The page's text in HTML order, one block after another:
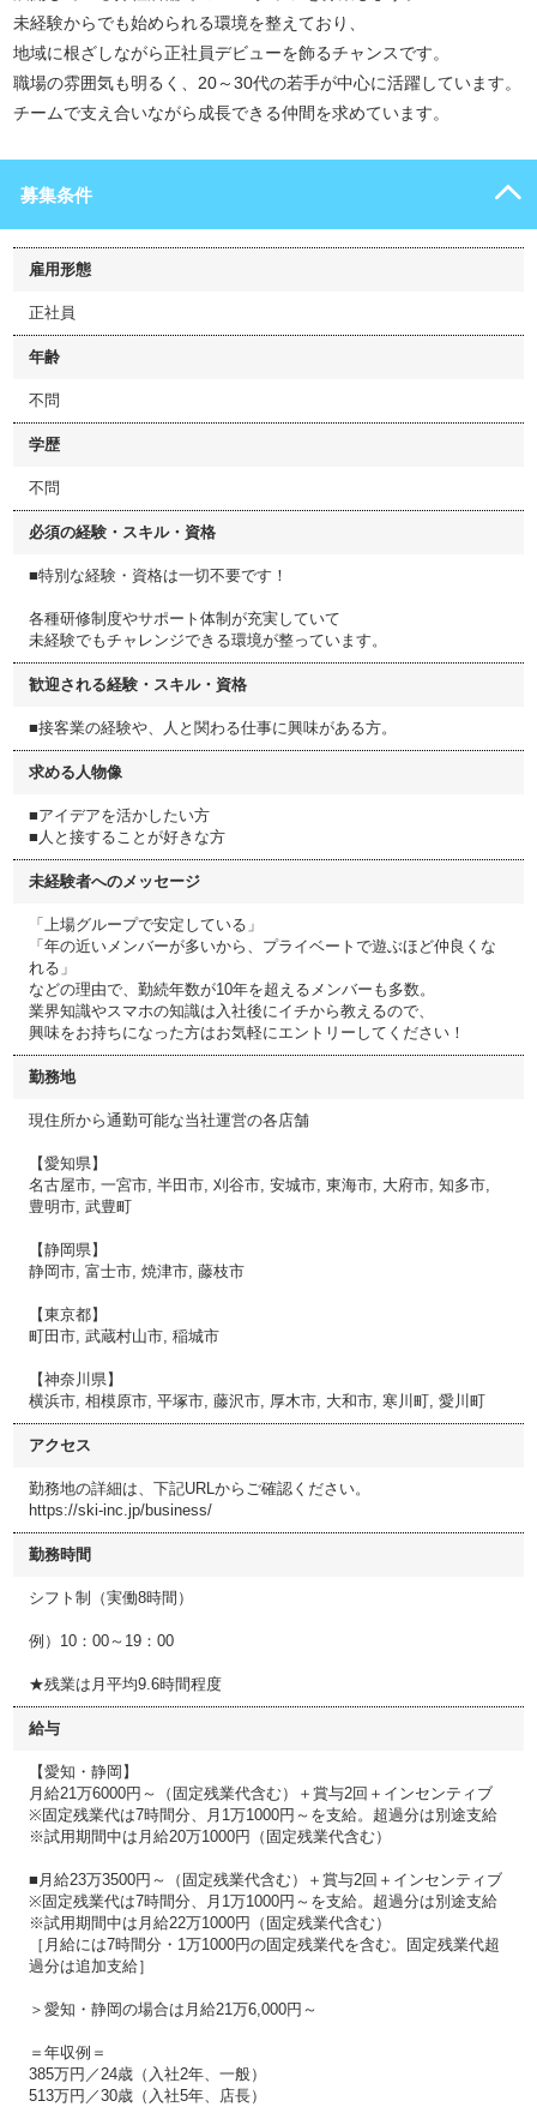
未経験からでも始められる環境を整えており、
地域に根ざしながら正社員デビューを飾るチャンスです。
職場の雰囲気も明るく、20～30代の若手が中心に活躍しています。
チームで支え合いながら成長できる仲間を求めています。
募集条件
雇用形態
正社員
年齢
不問
学歴
不問
必須の経験・スキル・資格
■特別な経験・資格は一切不要です！
各種研修制度やサポート体制が充実していて
未経験でもチャレンジできる環境が整っています。
歓迎される経験・スキル・資格
■接客業の経験や、人と関わる仕事に興味がある方。
求める人物像
■アイデアを活かしたい方
■人と接することが好きな方
未経験者へのメッセージ
「上場グループで安定している」
「年の近いメンバーが多いから、プライベートで遊ぶほど仲良くな
れる」
などの理由で、勤続年数が10年を超えるメンバーも多数。
業界知識やスマホの知識は入社後にイチから教えるので、
興味をお持ちになった方はお気軽にエントリーしてください！
勤務地
現住所から通勤可能な当社運営の各店舗
【愛知県】
名古屋市, 一宮市, 半田市, 刈谷市, 安城市, 東海市, 大府市, 知多市,
豊明市, 武豊町
【静岡県】
静岡市, 富士市, 焼津市, 藤枝市
【東京都】
町田市, 武蔵村山市, 稲城市
【神奈川県】
横浜市, 相模原市, 平塚市, 藤沢市, 厚木市, 大和市, 寒川町, 愛川町
アクセス
勤務地の詳細は、下記URLからご確認ください。
https://ski-inc.jp/business/
勤務時間
シフト制（実働8時間）
例）10：00～19：00
★残業は月平均9.6時間程度
給与
【愛知・静岡】
月給21万6000円～（固定残業代含む）＋賞与2回＋インセンティブ
※固定残業代は7時間分、月1万1000円～を支給。超過分は別途支給
※試用期間中は月給20万1000円（固定残業代含む）
■月給23万3500円～（固定残業代含む）＋賞与2回＋インセンティブ
※固定残業代は7時間分、月1万1000円～を支給。超過分は別途支給
※試用期間中は月給22万1000円（固定残業代含む）
［月給には7時間分・1万1000円の固定残業代を含む。固定残業代超
過分は追加支給］
＞愛知・静岡の場合は月給21万6,000円～
＝年収例＝
385万円／24歳（入社2年、一般）
513万円／30歳（入社5年、店長）